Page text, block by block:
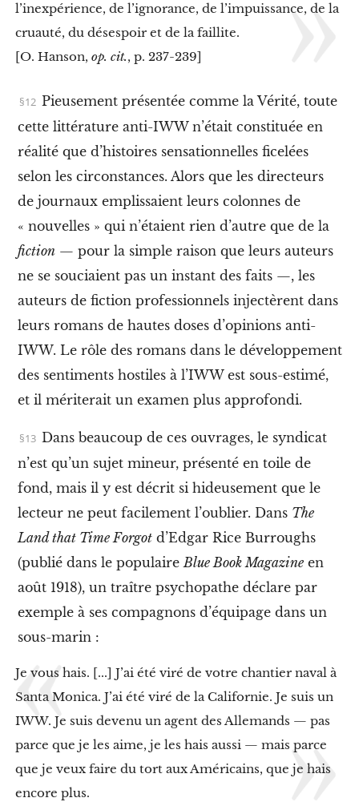
l’inexpérience, de l’ignorance, de l’impuissance, de la
cruauté, du désespoir et de la faillite.
[O. Hanson, op. cit., p. 237-239]
Pieusement présentée comme la Vérité, toute
cette littérature anti-IWW n’était constituée en
réalité que d’histoires sensationnelles ficelées
selon les circonstances. Alors que les directeurs
de journaux emplissaient leurs colonnes de
« nouvelles » qui n’étaient rien d’autre que de la
fiction— pour la simple raison que leurs auteurs
ne se souciaient pas un instant des faits —, les
auteurs de fiction professionnels injectèrent dans
leurs romans de hautes doses d’opinions anti-
IWW. Le rôle des romans dans le développement
des sentiments hostiles à l’IWW est sous-estimé,
et il mériterait un examen plus approfondi.
Dans beaucoup de ces ouvrages, le syndicat
n’est qu’un sujet mineur, présenté en toile de
fond, mais il y est décrit si hideusement que le
lecteur ne peut facilement l’oublier. Dans The
Land that Time Forgotd’Edgar Rice Burroughs
(publié dans le populaireBlue Book Magazineen
août 1918), un traître psychopathe déclare par
exemple à ses compagnons d’équipage dans un
sous-marin :
Je vous hais. [...] J’ai été viré de votre chantier naval à
Santa Monica. J’ai été viré de la Californie. Je suis un
IWW. Je suis devenu un agent des Allemands — pas
parce que je les aime, je les hais aussi — mais parce
que je veux faire du tort aux Américains, que je hais
encore plus.
:
a
l
,
e
c
i
m
e
,
a
p
r
i
o
n
e
t
l
a
u
t
e
p
o
r
l
é
a
n
p
a
i
o
d
e
l